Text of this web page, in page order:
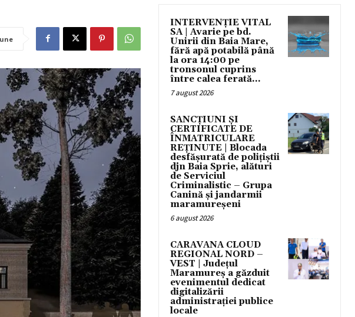
INTERVENȚIE VITAL
SA | Avarie pe bd.
Unirii din Baia Mare,
fără apă potabilă până
la ora 14:00 pe
tronsonul cuprins
între calea ferată...
7 august 2026
SANCȚIUNI ȘI
CERTIFICATE DE
ÎNMATRICULARE
REȚINUTE | Blocada
desfășurată de polițiștii
djn Baia Sprie, alături
de Serviciul
Criminalistic – Grupa
Canină și jandarmii
maramureșeni
6 august 2026
CARAVANA CLOUD
REGIONAL NORD –
VEST | Județul
Maramureș a găzduit
evenimentul dedicat
digitalizării
administrației publice
locale